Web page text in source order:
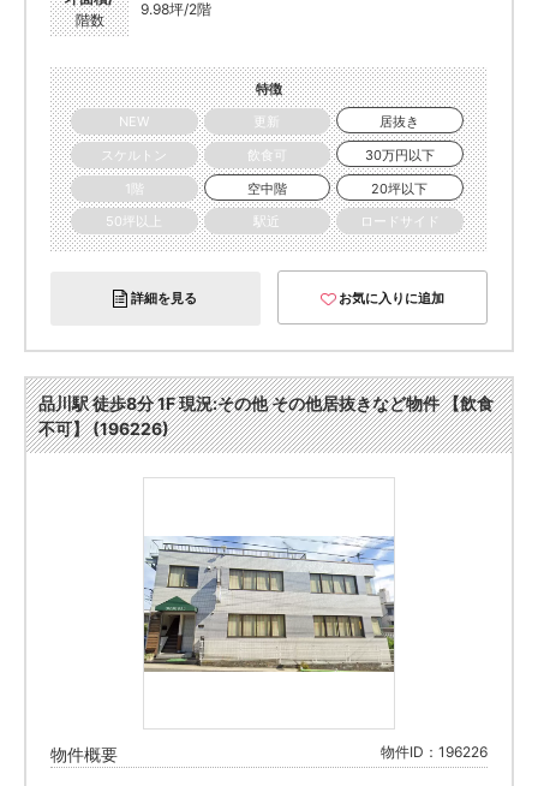
階数
9.98坪/2階
特徴
NEW
更新
居抜き
スケルトン
飲食可
30万円以下
1階
空中階
20坪以下
50坪以上
駅近 ロードサイド
詳細を見る お気に入りに追加
品川駅 徒歩8分 1F 現況:その他 その他居抜きなど物件 【飲食
不可】 (196226)
物件概要 物件ID：196226